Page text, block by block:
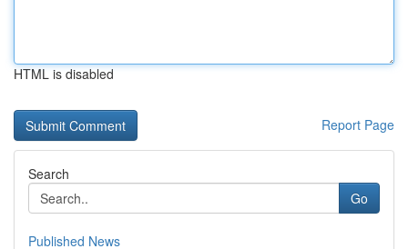
HTML is disabled
Report Page
Search
Go
Published News